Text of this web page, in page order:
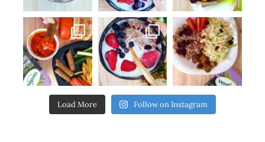
Load More Follow on Instagram